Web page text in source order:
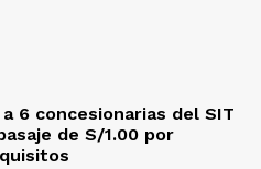
a 6 concesionarias del SIT
de S/1.00 por